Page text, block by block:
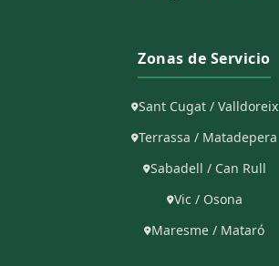
Zonas de Servicio
Sant Cugat / Valldoreix
Terrassa / Matadepera
Sabadell / Can Rull
Vic / Osona
Maresme / Mataró